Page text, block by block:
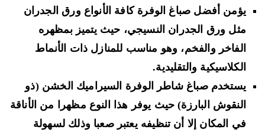
يؤمن أفضل صباغ الوفرة كافة الأنواع ورق الجدران
مثل ورق الجدران النسيجي، حيث يتميز بمظهره
الفاخر والفخم، وهو مناسب للمنازل ذات الأنماط
الكلاسيكية والتقليدية.
يستخدم صباغ شاطر الوفرة السيراميك الخشن (ذو
النقوش البارزة) حيث يوفر هذا النوع مظهرا من الأناقة
في المكان إلا أن تنظيفه يعتبر صعبا وذلك لسهولة